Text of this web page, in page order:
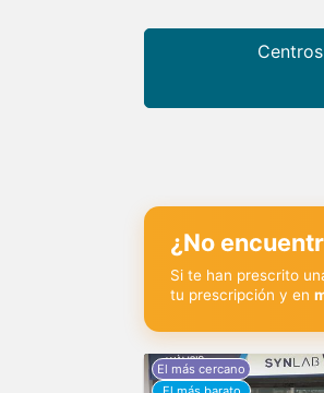
¿No
Si te han prescrito
tu prescripción y en